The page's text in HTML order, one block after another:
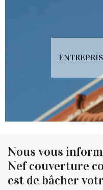
Nous vous
Nef couverture
est de bâcher